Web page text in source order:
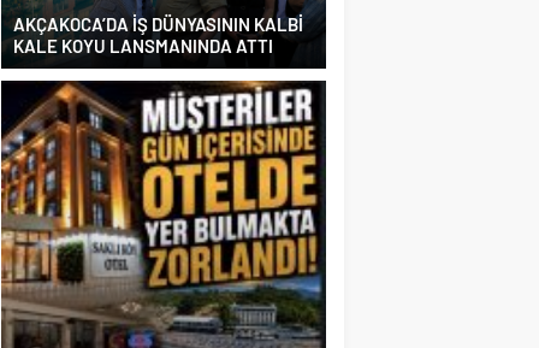
AKÇAKOCA’DA İŞ DÜNYASININ KALBİ
KALE KOYU LANSMANINDA ATTI